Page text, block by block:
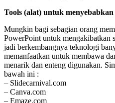
Tools (alat) untuk
Mungkin bagi sebagian orang
PowerPoint untuk mengakibatkan
jadi berkembangnya teknologi
memanfaatkan untuk membawa
menarik dan enteng digunakan.
bawah ini :
– Slidecarnival.com
– Canva.com
– Emaze.com